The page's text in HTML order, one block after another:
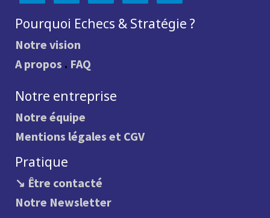
Pourquoi Echecs & Stratégie ?
Notre vision
A propos . FAQ
Notre entreprise
Notre équipe
Mentions légales et CGV
Pratique
↘ Être contacté
Notre Newsletter